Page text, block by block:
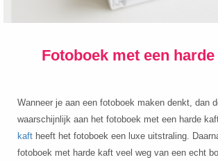
Fotoboek met een
Wanneer je aan een fotoboek maken denkt, dan
waarschijnlijk aan het fotoboek met een harde
kaft heeft het fotoboek een luxe uitstraling.
fotoboek met harde kaft veel weg van een echt